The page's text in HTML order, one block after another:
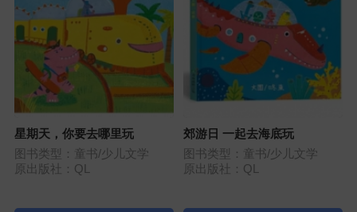
星期天，你要去哪里玩
图书类型：童书/少儿文学
原出版社：QL
郊游日 一起去海底玩
图书类型：童书/少儿文学
原出版社：QL